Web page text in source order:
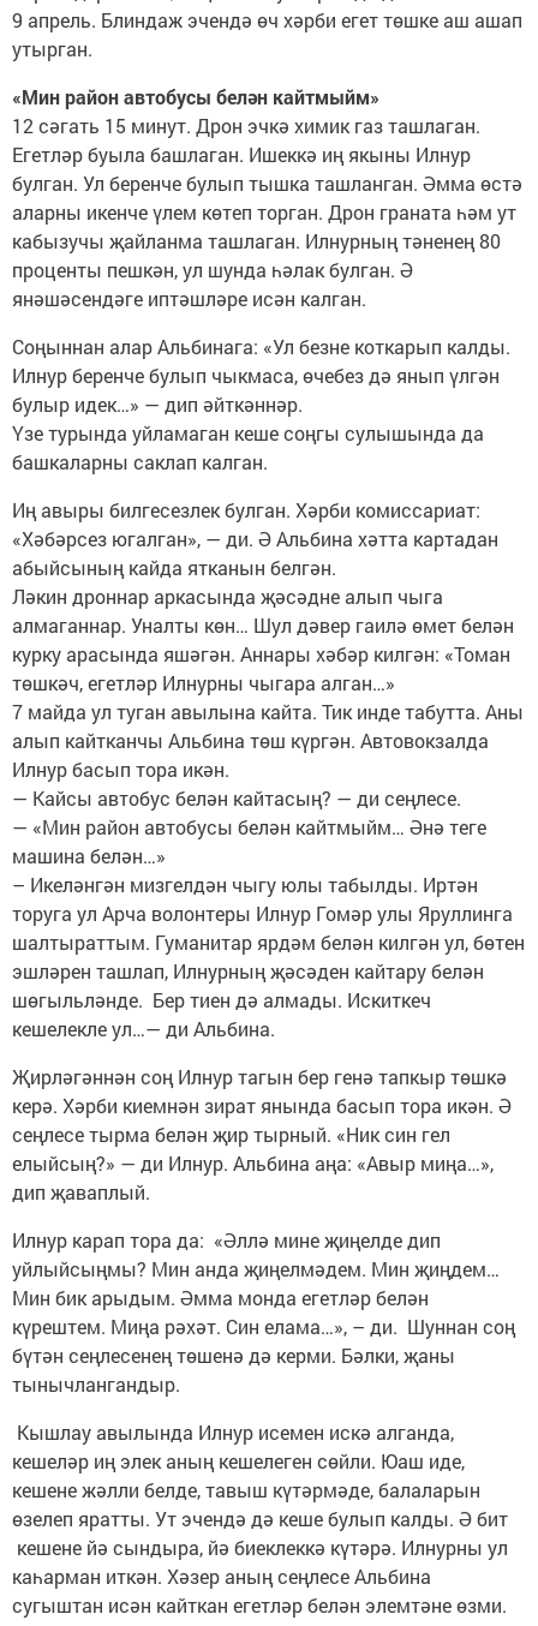
9 апрель. Блиндаж эчендә өч хәрби егет төшке аш ашап
утырган.
«Мин район автобусы белән кайтмыйм»
12 сәгать 15 минут. Дрон эчкә химик газ ташлаган.
Егетләр буыла башлаган. Ишеккә иң якыны Илнур
булган. Ул беренче булып тышка ташланган. Әмма өстә
аларны икенче үлем көтеп торган. Дрон граната һәм ут
кабызучы җайланма ташлаган. Илнурның тәненең 80
проценты пешкән, ул шунда һәлак булган. Ә
янәшәсендәге иптәшләре исән калган.
Соңыннан алар Альбинага: «Ул безне коткарып калды.
Илнур беренче булып чыкмаса, өчебез дә янып үлгән
булыр идек…» — дип әйткәннәр.
Үзе турында уйламаган кеше соңгы сулышында да
башкаларны саклап калган.
Иң авыры билгесезлек булган. Хәрби комиссариат:
«Хәбәрсез югалган», — ди. Ә Альбина хәтта картадан
абыйсының кайда ятканын белгән.
Ләкин дроннар аркасында җәсәдне алып чыга
алмаганнар. Уналты көн… Шул дәвер гаилә өмет белән
курку арасында яшәгән. Аннары хәбәр килгән: «Томан
төшкәч, егетләр Илнурны чыгара алган…»
7 майда ул туган авылына кайта. Тик инде табутта. Аны
алып кайтканчы Альбина төш күргән. Автовокзалда
Илнур басып тора икән.
— Кайсы автобус белән кайтасың? — ди сеңлесе.
— «Мин район автобусы белән кайтмыйм… Әнә теге
машина белән…»
– Икеләнгән мизгелдән чыгу юлы табылды. Иртән
торуга ул Арча волонтеры Илнур Гомәр улы Яруллинга
шалтыраттым. Гуманитар ярдәм белән килгән ул, бөтен
эшләрен ташлап, Илнурның җәсәден кайтару белән
шөгыльләнде. Бер тиен дә алмады. Искиткеч
кешелекле ул…— ди Альбина.
Җирләгәннән соң Илнур тагын бер генә тапкыр төшкә
керә. Хәрби киемнән зират янында басып тора икән. Ә
сеңлесе тырма белән җир тырный. «Ник син гел
елыйсың?» — ди Илнур. Альбина аңа: «Авыр миңа…»,
дип җаваплый.
Илнур карап тора да: «Әллә мине җиңелде дип
уйлыйсыңмы? Мин анда җиңелмәдем. Мин җиңдем…
Мин бик арыдым. Әмма монда егетләр белән
күрештем. Миңа рәхәт. Син елама…», – ди. Шуннан соң
бүтән сеңлесенең төшенә дә керми. Бәлки, җаны
тынычлангандыр.
Кышлау авылында Илнур исемен искә алганда,
кешеләр иң элек аның кешелеген сөйли. Юаш иде,
кешене жәлли белде, тавыш күтәрмәде, балаларын
өзелеп яратты. Ут эчендә дә кеше булып калды. Ә бит
кешене йә сындыра, йә биеклеккә күтәрә. Илнурны ул
каһарман иткән. Хәзер аның сеңлесе Альбина
сугыштан исән кайткан егетләр белән элемтәне өзми.